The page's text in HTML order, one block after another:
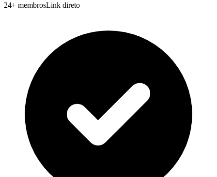
24+ membrosLink direto